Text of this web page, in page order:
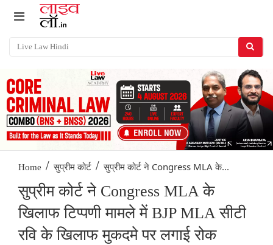
Home / सुप्रीम कोर्ट / सुप्रीम कोर्ट ने Congress MLA के...
सुप्रीम कोर्ट ने Congress MLA के
खिलाफ टिप्पणी मामले में BJP MLA सीटी
रवि के खिलाफ मुकदमे पर लगाई रोक